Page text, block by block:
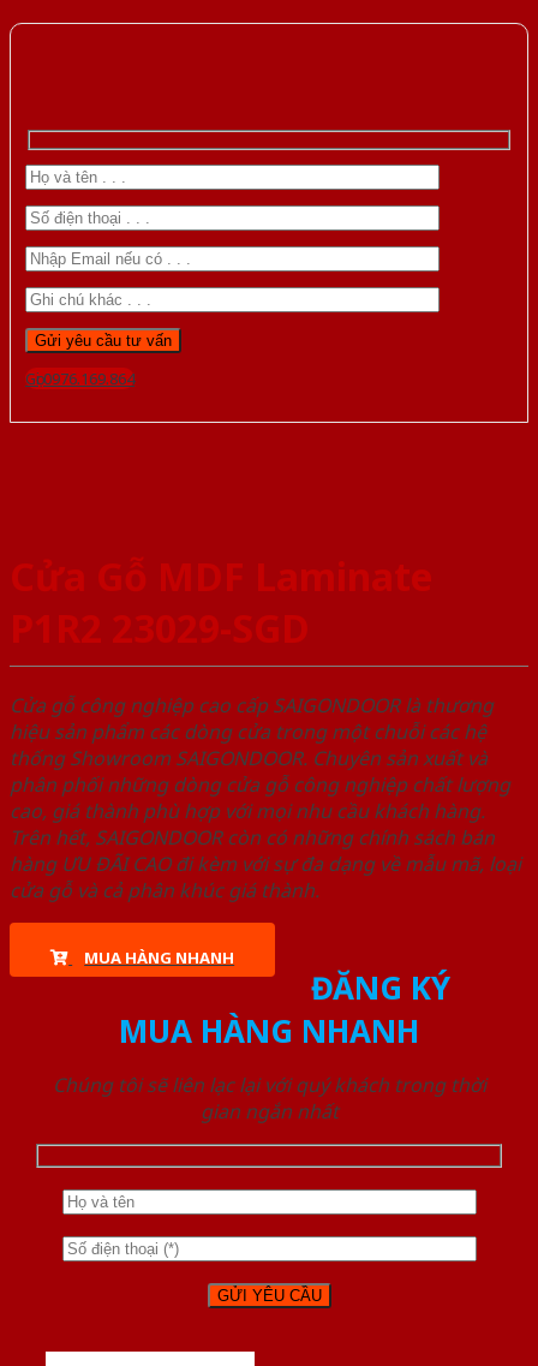
Gọi 0976.169.864
Cửa Gỗ MDF Laminate
P1R2 23029-SGD
Cửa gỗ công nghiệp cao cấp SAIGONDOOR là thương
hiệu sản phẩm các dòng cửa trong một chuỗi các hệ
thống Showroom SAIGONDOOR. Chuyên sản xuất và
phân phối những dòng cửa gỗ công nghiệp chất lượng
cao, giá thành phù hợp với mọi nhu cầu khách hàng.
Trên hết, SAIGONDOOR còn có những chính sách bán
hàng ƯU ĐÃI CAO đi kèm với sự đa dạng về mẫu mã, loại
cửa gỗ và cả phân khúc giá thành.
MUA HÀNG NHANH
ĐĂNG KÝ
MUA HÀNG NHANH
Chúng tôi sẽ liên lạc lại với quý khách trong thời
gian ngắn nhất